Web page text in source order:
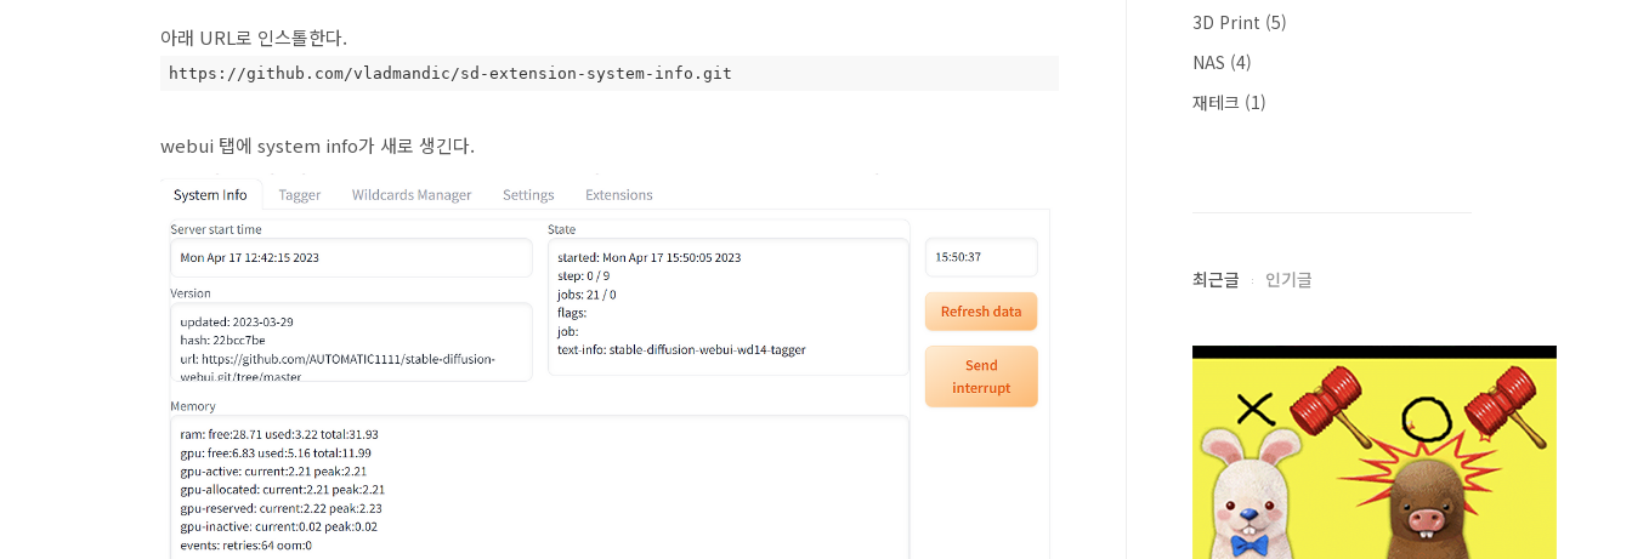
아래 URL로 인스톨한다.
https://github.com/vladmandic/sd-extension-system-info.git
webui 탭에 system info가 새로 생긴다.
3D Print (5)
NAS (4)
재테크 (1)
최근글 인기글